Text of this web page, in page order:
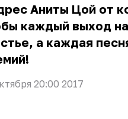
Аниты Цой от
каждый выход
а каждая
20:00 2017